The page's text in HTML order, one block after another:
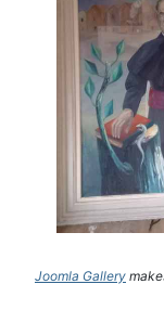
Joomla Gallery